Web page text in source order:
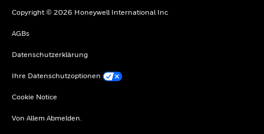
Copyright © 2026 Honeywell International Inc
AGBs
Datenschutzerklärung
Ihre Datenschutzoptionen
Cookie Notice
Von Allem Abmelden.